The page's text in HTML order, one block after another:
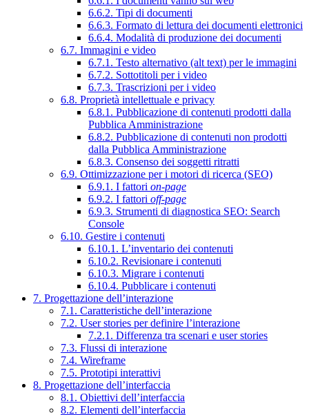
6.6.2. Tipi di documenti
6.6.3. Formato di lettura dei documenti elettronici
6.6.4. Modalità di produzione dei documenti
6.7. Immagini e video
6.7.1. Testo alternativo (alt text) per le immagini
6.7.2. Sottotitoli per i video
6.7.3. Trascrizioni per i video
6.8. Proprietà intellettuale e privacy
6.8.1. Pubblicazione di contenuti prodotti dalla
Pubblica Amministrazione
6.8.2. Pubblicazione di contenuti non prodotti
dalla Pubblica Amministrazione
6.8.3. Consenso dei soggetti ritratti
6.9. Ottimizzazione per i motori di ricerca (SEO)
6.9.1. I fattori on-page
6.9.2. I fattori off-page
6.9.3. Strumenti di diagnostica SEO: Search
Console
6.10. Gestire i contenuti
6.10.1. L’inventario dei contenuti
6.10.2. Revisionare i contenuti
6.10.3. Migrare i contenuti
6.10.4. Pubblicare i contenuti
7. Progettazione dell’interazione
7.1. Caratteristiche dell’interazione
7.2. User stories per definire l’interazione
7.2.1. Differenza tra scenari e user stories
7.3. Flussi di interazione
7.4. Wireframe
7.5. Prototipi interattivi
8. Progettazione dell’interfaccia
8.1. Obiettivi dell’interfaccia
8.2. Elementi dell’interfaccia